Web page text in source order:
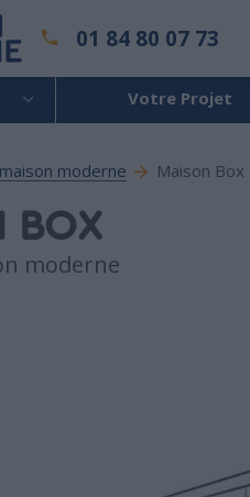
01 84 80 07 73
Votre Projet
moderne Maison Box
BOX
moderne